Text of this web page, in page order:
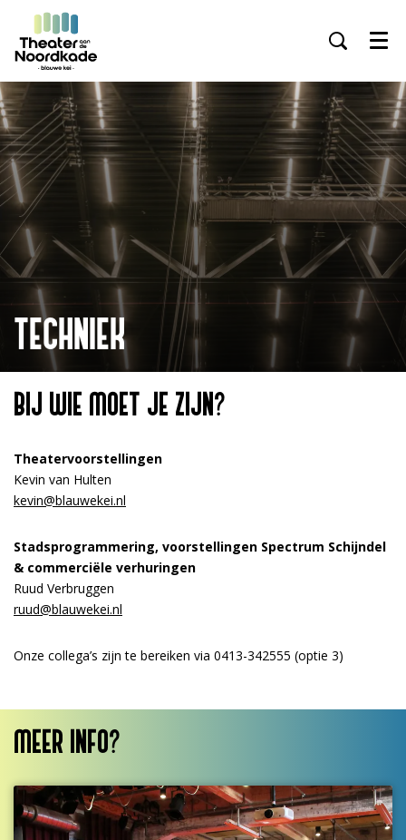
Menu
TECHNIEK
BIJ WIE MOET JE ZIJN?
Theatervoorstellingen
Kevin van Hulten
kevin@blauwekei.nl
Stadsprogrammering, voorstellingen Spectrum Schijndel
& commerciële verhuringen
Ruud Verbruggen
ruud@blauwekei.nl
Onze collega’s zijn te bereiken via 0413-342555 (optie 3)
MEER INFO?